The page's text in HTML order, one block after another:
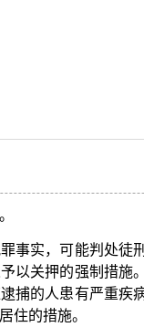
事实，可能判处徒
以关押的强制措施
捕的人患有严重疾
住的措施。